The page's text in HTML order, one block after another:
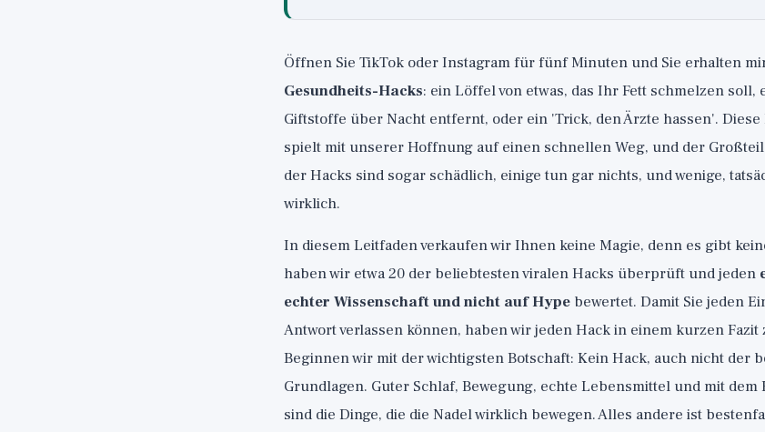
Öffnen Sie TikTok oder Instagram für fünf Minuten und Sie erhalten
Gesundheits-Hacks: ein Löffel von etwas, das Ihr Fett schmelzen soll,
Giftstoffe über Nacht entfernt, oder ein 'Trick, den Ärzte hassen'.
spielt mit unserer Hoffnung auf einen schnellen Weg, und der
der Hacks sind sogar schädlich, einige tun gar nichts, und wenige,
wirklich.
In diesem Leitfaden verkaufen wir Ihnen keine Magie, denn es gibt
haben wir etwa 20 der beliebtesten viralen Hacks überprüft und jeden
echter Wissenschaft und nicht auf Hype bewertet. Damit Sie jeden
Antwort verlassen können, haben wir jeden Hack in einem kurzen Fazit
Beginnen wir mit der wichtigsten Botschaft: Kein Hack, auch nicht der
Grundlagen. Guter Schlaf, Bewegung, echte Lebensmittel und mit dem
sind die Dinge, die die Nadel wirklich bewegen. Alles andere ist